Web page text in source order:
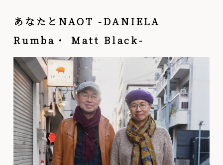
あなたとNAOT -DANIELA
Rumba・ Matt Black-